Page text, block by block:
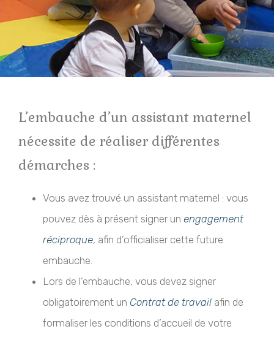
L’embauche d’un assistant maternel
nécessite de réaliser différentes
démarches :
Vous avez trouvé un assistant maternel : vous
pouvez dès à présent signer un engagement
réciproque, afin d’officialiser cette future
embauche.
Lors de l’embauche, vous devez signer
obligatoirement un Contrat de travail afin de
formaliser les conditions d’accueil de votre